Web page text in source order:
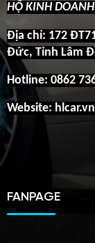
HỘ KINH
Địa chỉ: 172
Đức, Tỉnh Lâm
Hotline: 0862
Website: hlcar.vn
FANPAGE